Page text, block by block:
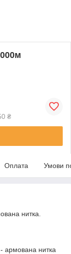
₴
Оплата Умови
нитка.
армована нитка